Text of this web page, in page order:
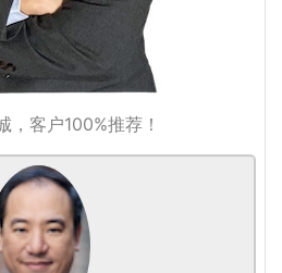
，客户100%推荐！